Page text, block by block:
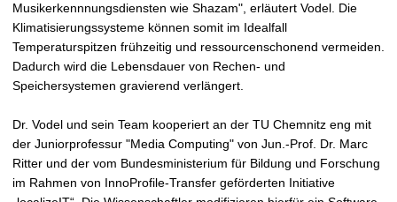
Musikerkennnungsdiensten wie Shazam", erläutert Vodel. Die
Klimatisierungssysteme können somit im Idealfall
Temperaturspitzen frühzeitig und ressourcenschonend vermeiden.
Dadurch wird die Lebensdauer von Rechen- und
Speichersystemen gravierend verlängert.
Dr. Vodel und sein Team kooperiert an der TU Chemnitz eng mit
der Juniorprofessur "Media Computing" von Jun.-Prof. Dr. Marc
Ritter und der vom Bundesministerium für Bildung und Forschung
im Rahmen von InnoProfile-Transfer geförderten Initiative